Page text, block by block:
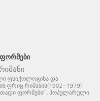
ᲤᲝᲠᲛᲔᲑᲘ
ფსიქოლოგისა და
ფრიც რიმანის(1902–1979)
ფორმები" . პოპულარული